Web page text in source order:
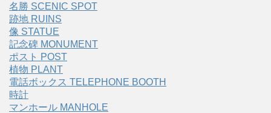
名勝 SCENIC SPOT
跡地 RUINS
像 STATUE
記念碑 MONUMENT
ポスト POST
植物 PLANT
電話ボックス TELEPHONE BOOTH
時計
マンホール MANHOLE